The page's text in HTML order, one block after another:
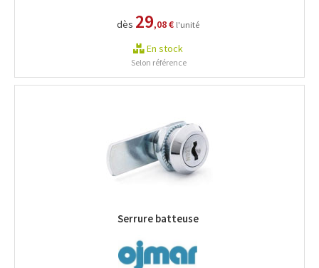
dès 29,08 € l'unité
En stock
Selon référence
Serrure batteuse